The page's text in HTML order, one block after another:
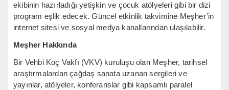
ekibinin hazırladığı yetişkin ve çocuk atölyeleri gibi bir dizi
program eşlik edecek. Güncel etkinlik takvimine Meşher’in
internet sitesi ve sosyal medya kanallarından ulaşılabilir.
Meşher Hakkında
Bir Vehbi Koç Vakfı (VKV) kuruluşu olan Meşher, tarihsel
araştırmalardan çağdaş sanata uzanan sergileri ve
yayınlar, atölyeler, konferanslar gibi kapsamlı paralel